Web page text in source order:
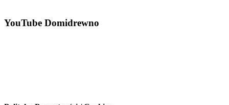
YouTube Domidrewno